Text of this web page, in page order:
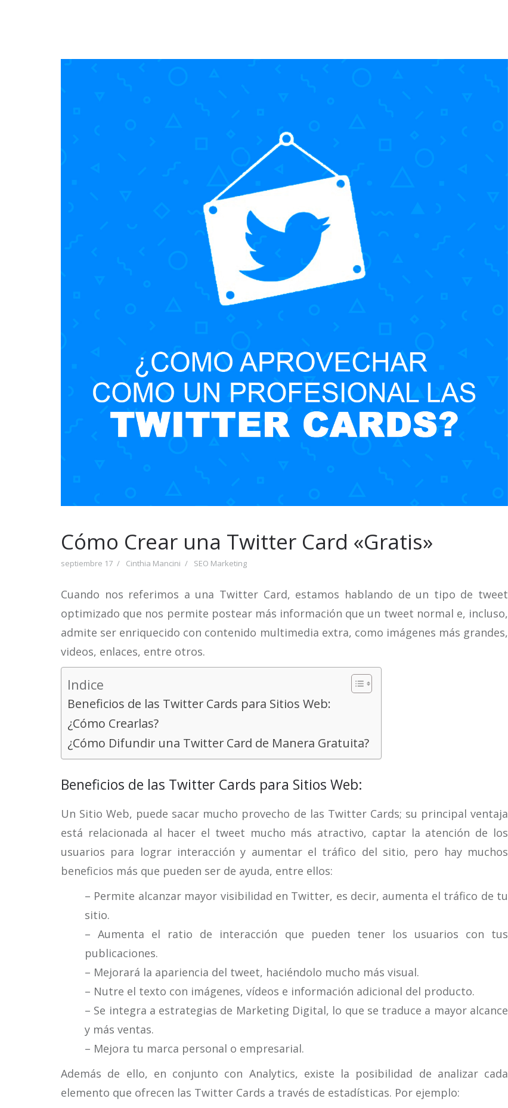
Cómo Crear una Twitter Card «Gratis»
septiembre 17 Cinthia Mancini SEO Marketing
Cuando nos referimos a una Twitter Card, estamos hablando de un tipo de tweet
optimizado que nos permite postear más información que un tweet normal e, incluso,
admite ser enriquecido con contenido multimedia extra, como imágenes más grandes,
videos, enlaces, entre otros.
Indice
Beneficios de las Twitter Cards para Sitios Web:
¿Cómo Crearlas?
¿Cómo Difundir una Twitter Card de Manera Gratuita?
Beneficios de las Twitter Cards para Sitios Web:
Un Sitio Web, puede sacar mucho provecho de las Twitter Cards; su principal ventaja
está relacionada al hacer el tweet mucho más atractivo, captar la atención de los
usuarios para lograr interacción y aumentar el tráfico del sitio, pero hay muchos
beneficios más que pueden ser de ayuda, entre ellos:
– Permite alcanzar mayor visibilidad en Twitter, es decir, aumenta el tráfico de tu
sitio.
– Aumenta el ratio de interacción que pueden tener los usuarios con tus
publicaciones.
– Mejorará la apariencia del tweet, haciéndolo mucho más visual.
– Nutre el texto con imágenes, vídeos e información adicional del producto.
– Se integra a estrategias de Marketing Digital, lo que se traduce a mayor alcance
y más ventas.
– Mejora tu marca personal o empresarial.
Además de ello, en conjunto con Analytics, existe la posibilidad de analizar cada
elemento que ofrecen las Twitter Cards a través de estadísticas. Por ejemplo: